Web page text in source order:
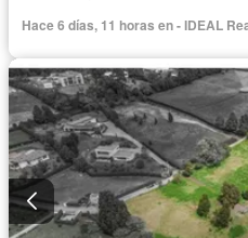
Hace 6 días, 11 horas en - IDEAL